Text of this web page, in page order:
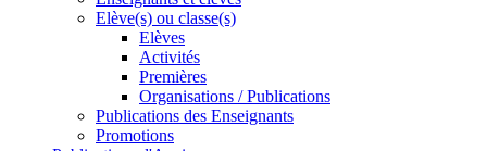
Elève(s) ou classe(s)
Elèves
Activités
Premières
Organisations / Publications
Publications des Enseignants
Promotions